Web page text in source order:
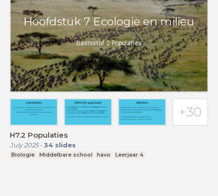
H7.2 Populaties
July 2025- 34 slides
Biologie Middelbare school havo Leerjaar 4